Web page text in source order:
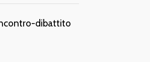
incontro-dibattito